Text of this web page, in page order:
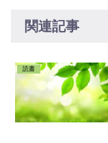
関連記事
読書